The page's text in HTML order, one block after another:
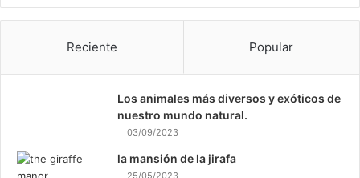
Reciente Popular
Los animales más diversos y exóticos de
nuestro mundo natural.
03/09/2023
la mansión de la jirafa
25/05/2023